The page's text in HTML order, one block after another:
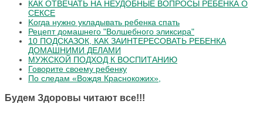
КАК ОТВЕЧАТЬ НА НЕУДОБНЫЕ ВОПРОСЫ РЕБЁНКА О
СЕКСЕ
Koгдa нужнo уклaдывaть peбeнкa cпaть
Рецепт домашнего "Волшебного эликсира"
10 ПОДСКАЗОК, КАК ЗАИНТЕРЕСОВАТЬ РЕБЕНКА
ДОМАШНИМИ ДЕЛАМИ
МУЖСКОЙ ПОДХОД К ВОСПИТАНИЮ
Говорите своему ребенку
По следам «Вождя Краснокожих»,
Будем Здоровы читают все!!!